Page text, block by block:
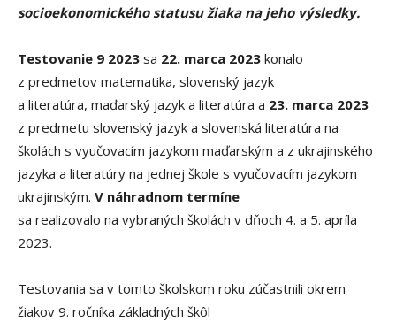
socioekonomického statusu žiaka na jeho výsledky.
Testovanie 9 2023 sa 22. marca 2023 konalo
z predmetov matematika, slovenský jazyk
a literatúra, maďarský jazyk a literatúra a 23. marca 2023
z predmetu slovenský jazyk a slovenská literatúra na
školách s vyučovacím jazykom maďarským a z ukrajinského
jazyka a literatúry na jednej škole s vyučovacím jazykom
ukrajinským. V náhradnom termíne
sa realizovalo na vybraných školách v dňoch 4. a 5. apríla
2023.
Testovania sa v tomto školskom roku zúčastnili okrem
žiakov 9. ročníka základných škôl